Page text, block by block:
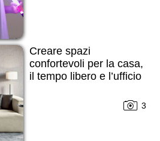
Creare spazi
confortevoli per la casa,
il tempo libero e l’ufficio
3